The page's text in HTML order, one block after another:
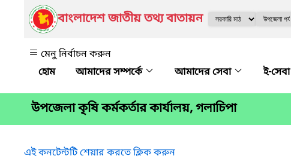
বাংলাদেশ জাতীয় তথ্য বাতায়ন
মেনু নির্বাচন করুন
আমাদের সম্পর্কে
আমাদের সেবা ই-সেবা
উপজেলা কৃষি কর্মকর্তার কার্যালয়, গলাচিপা
এই কনটেন্টটি শেয়ার করতে ক্লিক করুন